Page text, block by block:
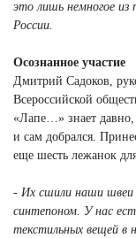
это лишь немногое
России.
Осознанное участие
Дмитрий Садоков,
Всероссийской
«Лапе…» знает давно,
и сам добрался.
еще шесть лежанок
- Их сшили наши швеи
синтепоном. У нас
текстильных вещей в